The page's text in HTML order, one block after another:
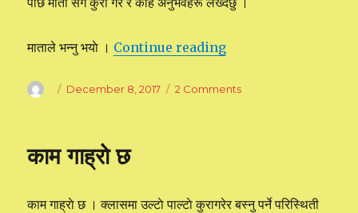
माताले भन्नु भयाे । Continue reading
Author
Posted
December 8, 2017 2 Comments
काम गाह्राे छ
काम गाह्राे छ । क्लासमा उल्टाे पाल्टाे कुरागरेर बस्नु पर्ने परिस्थिती